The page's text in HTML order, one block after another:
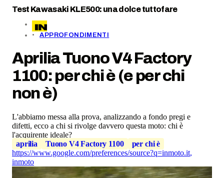
Test Kawasaki KLE500: una dolce tuttofare
APPROFONDIMENTI
Aprilia Tuono V4 Factory
1100: per chi è (e per chi
non è)
L'abbiamo messa alla prova, analizzando a fondo pregi e
difetti, ecco a chi si rivolge davvero questa moto: chi è
l'acquirente ideale?
aprilia
Tuono V4 Factory 1100
per chi è
https://www.google.com/preferences/source?q=inmoto.it,
inmoto